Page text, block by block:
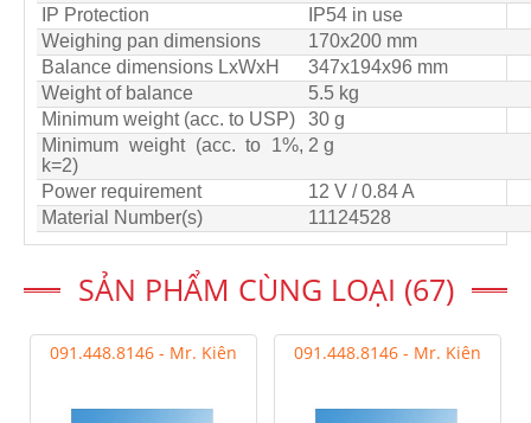
IP Protection
IP54 in use
Weighing pan dimensions
170x200 mm
Balance dimensions LxWxH
347x194x96 mm
Weight of balance
5.5 kg
Minimum weight (acc. to USP)
30 g
Minimum weight (acc. to 1%,
k=2)
2 g
Power requirement
12 V / 0.84 A
Material Number(s)
11124528
SẢN PHẨM CÙNG LOẠI (67)
091.448.8146 - Mr. Kiên 091.448.8146 - Mr. Kiên